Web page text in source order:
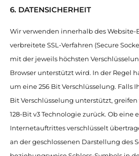
6. DATENSICHERHEIT
Wir verwenden innerhalb des Website-
verbreitete SSL-Verfahren (Secure
mit der jeweils höchsten
Browser unterstützt wird. In der Regel
um eine 256 Bit Verschlüsselung. Falls
Bit Verschlüsselung unterstützt,
128-Bit v3 Technologie zurück. Ob eine
Internetauftrittes verschlüsselt
an der geschlossenen Darstellung des